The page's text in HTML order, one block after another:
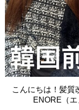
こんにちは！髪質
ENORE（